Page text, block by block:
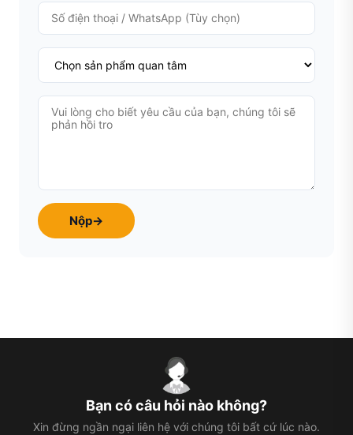
Nộp→
Bạn có câu hỏi nào không?
Xin đừng ngần ngại liên hệ với chúng tôi bất cứ lúc nào.